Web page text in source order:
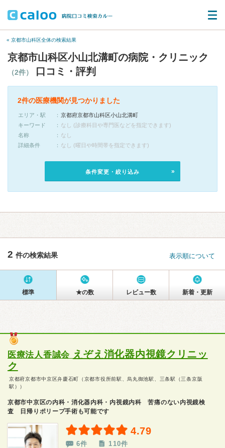
« 京都市山科区全体の検索結果
京都市山科区小山北溝町の病院・クリニック
（2件） 口コミ・評判
2件の医療機関が見つかりました
エリア・駅
京都府京都市山科区小山北溝町
キーワード
なし (診療科目や専門医などを指定できます)
名称
なし
詳細条件
なし (曜日や時間帯を指定できます)
条件変更・絞り込み
2 件の検索結果 表示順について
標準 ★の数 レビュー数 新着・更新
医療法人香誠会 えぞえ消化器内視鏡クリニッ
ク
京都府京都市中京区弁慶石町（京都市役所前駅、烏丸御池駅、三条駅（三条京阪
駅））
京都市中京区の内科・消化器内科・内視鏡内科 苦痛のない内視鏡検
査 日帰りポリープ手術も可能です
4.79
6件 110件